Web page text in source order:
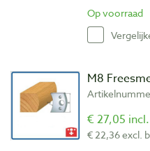
Op voorraad
M8
€ 27,05
€ 22,36 excl.